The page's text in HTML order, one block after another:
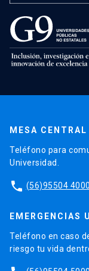
MESA CENTRAL
Teléfono para
Universidad.
phone (56)95504 4000
EMERGENCIAS
Teléfono en caso
riesgo tu vida